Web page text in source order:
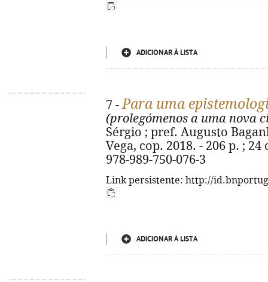
ADICIONAR À LISTA
7 -Para uma
(prolegómenos a uma nova
Sérgio ; pref. Augusto
Vega, cop. 2018. - 206 p. ;
978-989-750-076-3
Link persistente: http://
ADICIONAR À LISTA